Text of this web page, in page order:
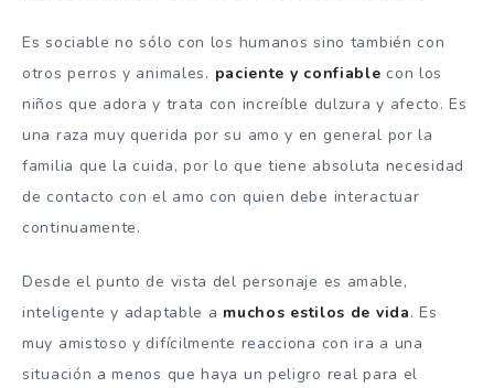
Es sociable no sólo con los humanos sino también con
otros perros y animales. paciente y confiable con los
niños que adora y trata con increíble dulzura y afecto. Es
una raza muy querida por su amo y en general por la
familia que la cuida, por lo que tiene absoluta necesidad
de contacto con el amo con quien debe interactuar
continuamente.
Desde el punto de vista del personaje es amable,
inteligente y adaptable a muchos estilos de vida. Es
muy amistoso y difícilmente reacciona con ira a una
situación a menos que haya un peligro real para el